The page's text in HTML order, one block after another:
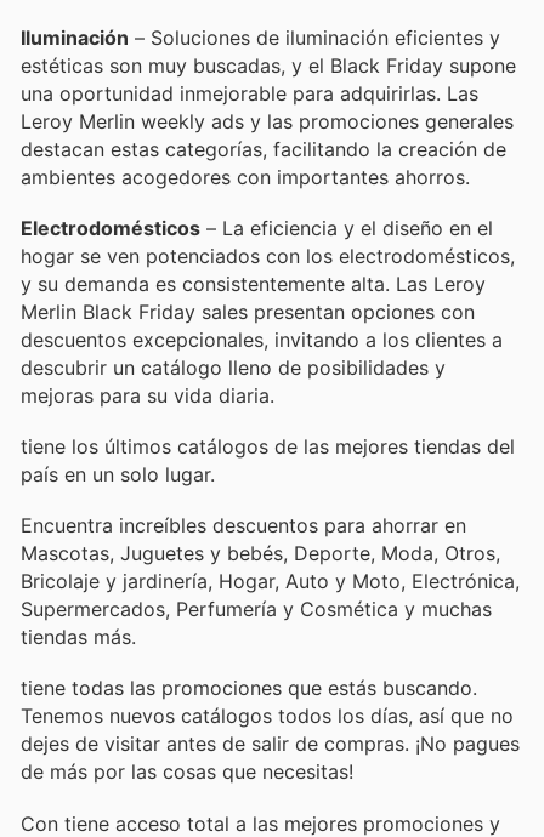
Iluminación – Soluciones de iluminación eficientes y
estéticas son muy buscadas, y el Black Friday supone
una oportunidad inmejorable para adquirirlas. Las
Leroy Merlin weekly ads y las promociones generales
destacan estas categorías, facilitando la creación de
ambientes acogedores con importantes ahorros.
Electrodomésticos – La eficiencia y el diseño en el
hogar se ven potenciados con los electrodomésticos,
y su demanda es consistentemente alta. Las Leroy
Merlin Black Friday sales presentan opciones con
descuentos excepcionales, invitando a los clientes a
descubrir un catálogo lleno de posibilidades y
mejoras para su vida diaria.
tiene los últimos catálogos de las mejores tiendas del
país en un solo lugar.
Encuentra increíbles descuentos para ahorrar en
Mascotas, Juguetes y bebés, Deporte, Moda, Otros,
Bricolaje y jardinería, Hogar, Auto y Moto, Electrónica,
Supermercados, Perfumería y Cosmética y muchas
tiendas más.
tiene todas las promociones que estás buscando.
Tenemos nuevos catálogos todos los días, así que no
dejes de visitar antes de salir de compras. ¡No pagues
de más por las cosas que necesitas!
Con tiene acceso total a las mejores promociones y